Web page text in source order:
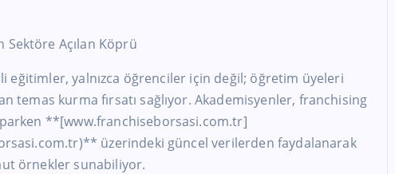
Açılan Köprü
eğitimler, yalnızca öğrenciler için değil; öğretim üyeleri
temas kurma fırsatı sağlıyor. Akademisyenler, franchising
**[www.franchiseborsasi.com.tr]
üzerindeki güncel verilerden faydalanarak
örnekler sunabiliyor.